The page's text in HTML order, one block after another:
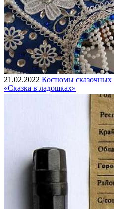
21.02.2022 Костюмы сказочных
«Сказка в ладошках»